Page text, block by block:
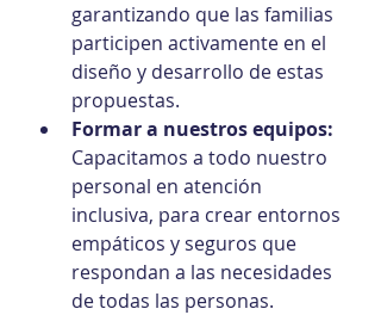
garantizando que las familias
participen activamente en el
diseño y desarrollo de estas
propuestas.
Formar a nuestros equipos:
Capacitamos a todo nuestro
personal en atención
inclusiva, para crear entornos
empáticos y seguros que
respondan a las necesidades
de todas las personas.